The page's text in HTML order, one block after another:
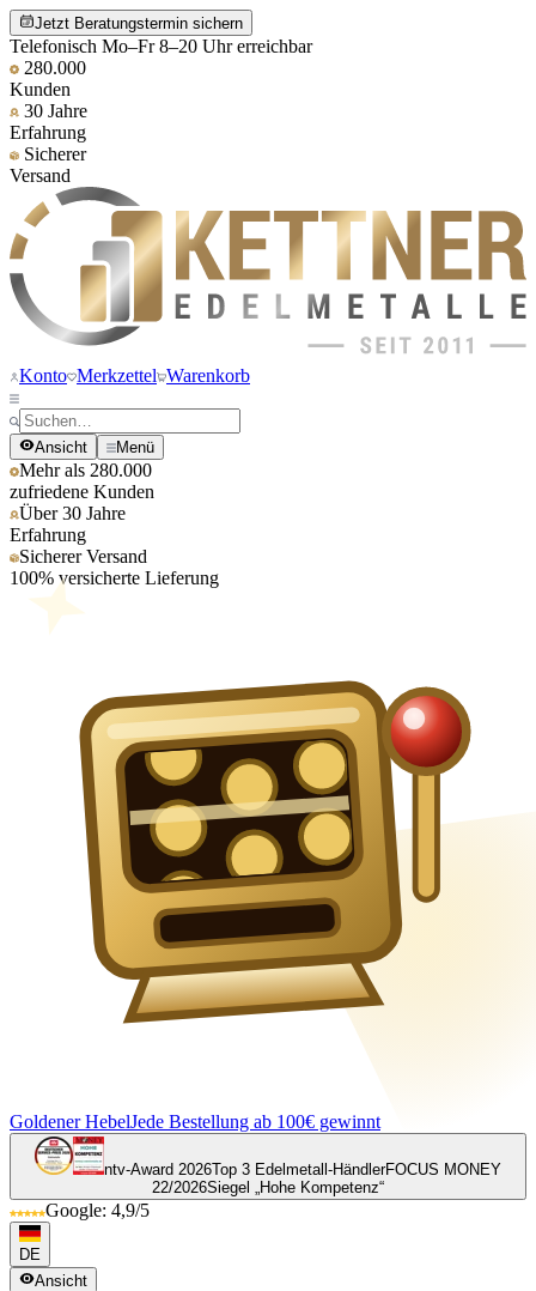
Jetzt Beratungstermin sichern
Telefonisch Mo–Fr 8–20 Uhr erreichbar
280.000
Kunden
30 Jahre
Erfahrung
Sicherer
Versand
Konto Merkzettel Warenkorb
Ansicht Menü
Mehr als 280.000
zufriedene Kunden
Über 30 Jahre
Erfahrung
Sicherer Versand
100% versicherte Lieferung
Goldener HebelJede Bestellung ab 100€ gewinnt
ntv-Award 2026Top 3 Edelmetall-HändlerFOCUS MONEY
22/2026Siegel „Hohe Kompetenz“
Google: 4,9/5
DE
Ansicht